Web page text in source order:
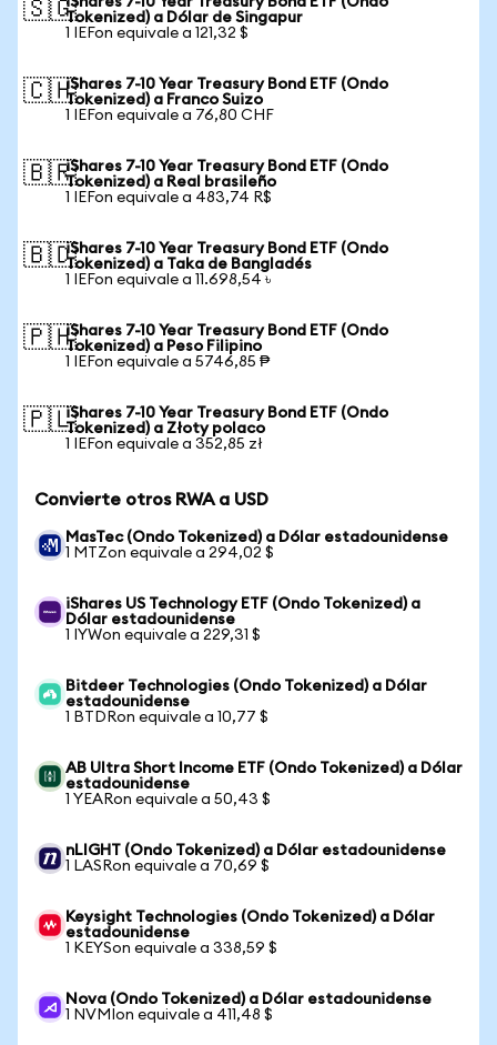
🇸🇬Tokenized) a Dólar de Singapur
1 IEFon equivale a 121,32 $
🇨🇭iShares 7-10 Year Treasury Bond ETF (Ondo
Tokenized) a Franco Suizo
1 IEFon equivale a 76,80 CHF
🇧🇷iShares 7-10 Year Treasury Bond ETF (Ondo
Tokenized) a Real brasileño
1 IEFon equivale a 483,74 R$
🇧🇩iShares 7-10 Year Treasury Bond ETF (Ondo
Tokenized) a Taka de Bangladés
1 IEFon equivale a 11.698,54 ৳
🇵🇭iShares 7-10 Year Treasury Bond ETF (Ondo
Tokenized) a Peso Filipino
1 IEFon equivale a 5746,85 ₱
🇵🇱iShares 7-10 Year Treasury Bond ETF (Ondo
Tokenized) a Złoty polaco
1 IEFon equivale a 352,85 zł
Convierte otros RWA a USD
MasTec (Ondo Tokenized) a Dólar estadounidense
1 MTZon equivale a 294,02 $
iShares US Technology ETF (Ondo Tokenized) a
Dólar estadounidense
1 IYWon equivale a 229,31 $
Bitdeer Technologies (Ondo Tokenized) a Dólar
estadounidense
1 BTDRon equivale a 10,77 $
AB Ultra Short Income ETF (Ondo Tokenized) a Dólar
estadounidense
1 YEARon equivale a 50,43 $
nLIGHT (Ondo Tokenized) a Dólar estadounidense
1 LASRon equivale a 70,69 $
Keysight Technologies (Ondo Tokenized) a Dólar
estadounidense
1 KEYSon equivale a 338,59 $
Nova (Ondo Tokenized) a Dólar estadounidense
1 NVMIon equivale a 411,48 $